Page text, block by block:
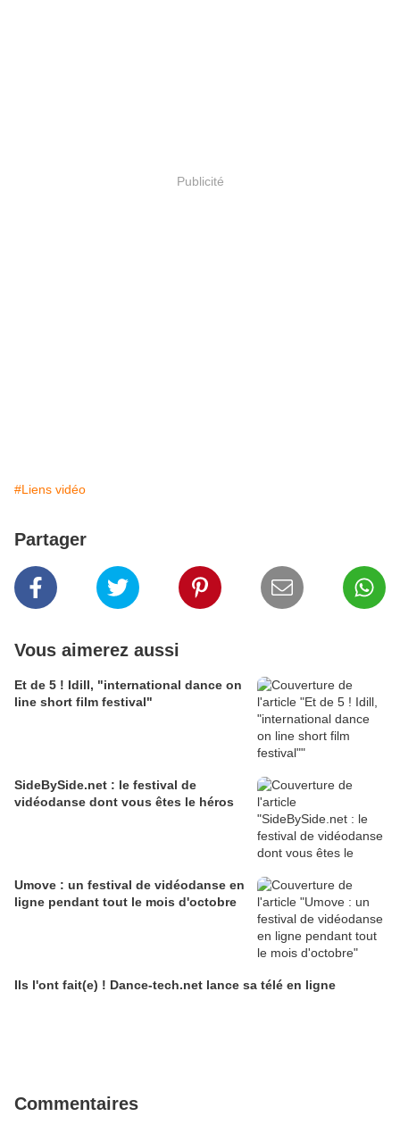
Publicité
#Liens vidéo
Partager
Vous aimerez aussi
Et de 5 ! Idill, "international dance on
line short film festival"
SideBySide.net : le festival de
vidéodanse dont vous êtes le héros
Umove : un festival de vidéodanse en
ligne pendant tout le mois d'octobre
Ils l'ont fait(e) ! Dance-tech.net lance sa télé en ligne
Commentaires